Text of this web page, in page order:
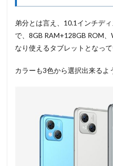
弟分とは言え、10.1インチデ
で、8GB RAM+128GB ROM
なり使えるタブレットとなって
カラーも3色から選択出来るよ